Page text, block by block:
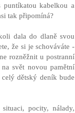
kabelkou a
tak připomíná?
dala do dlaně svou
že si je schováváte -
rozněžnit u postranní
svět novou pamětní
dětský deník bude
pocity, nálady,